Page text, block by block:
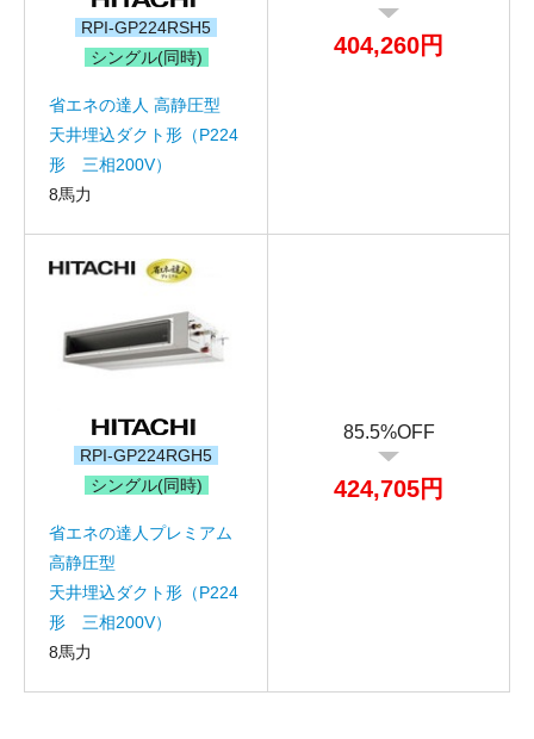
RPI-GP224RSH5
シングル(同時)
省エネの達人 高静圧型
天井埋込ダクト形（P224
形 三相200V）
8馬力
404,260円
RPI-GP224RGH5
シングル(同時)
省エネの達人プレミアム
高静圧型
天井埋込ダクト形（P224
形 三相200V）
8馬力
85.5%OFF
424,705円